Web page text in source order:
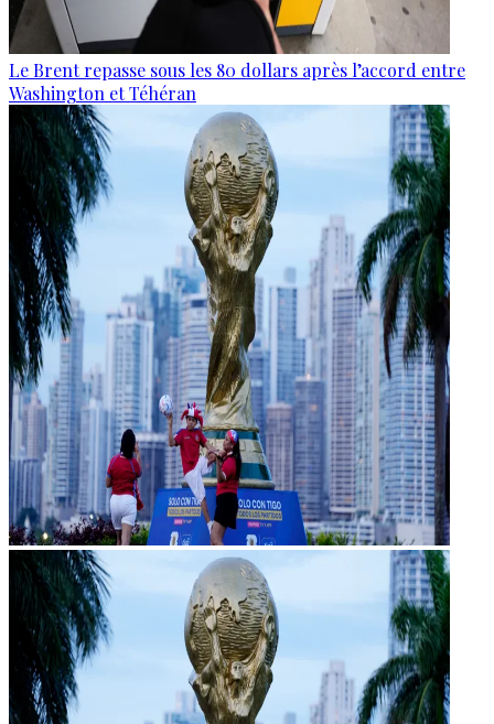
Le Brent repasse sous les 80 dollars après l’accord entre
Washington et Téhéran